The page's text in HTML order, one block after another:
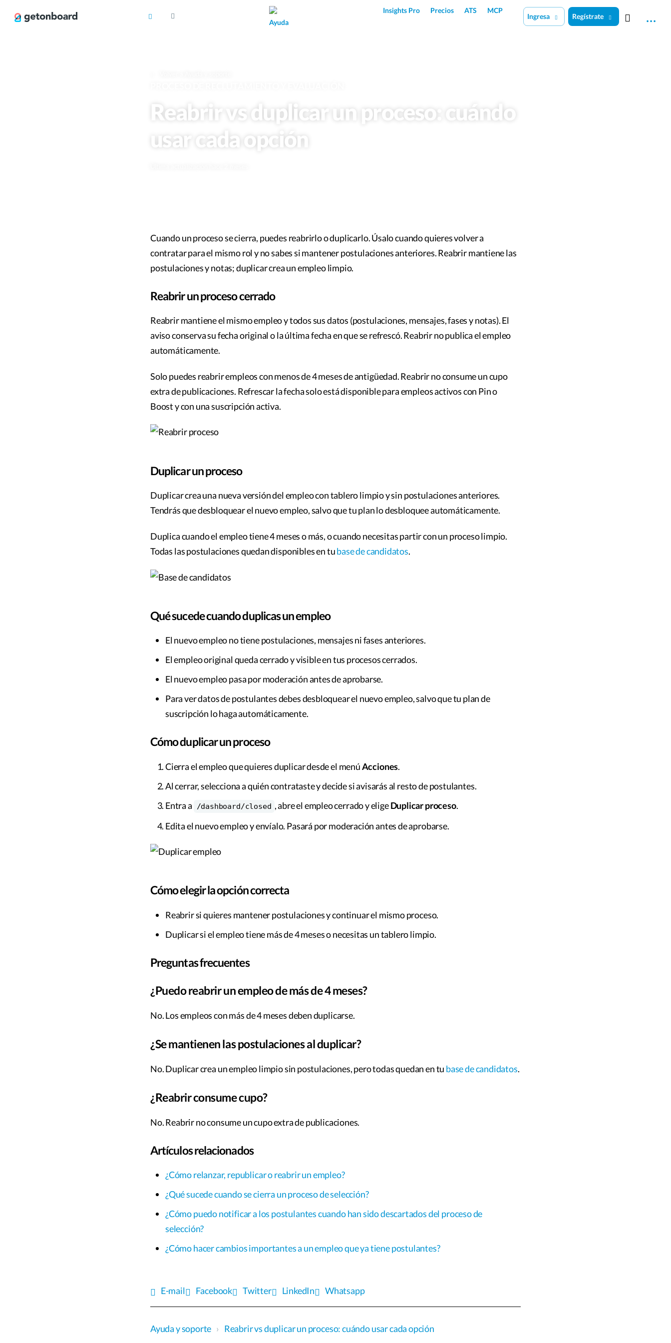
Insights Pro Precios ATS
MCP
Ayuda
Ingresa Regístrate
Reabrir vs duplicar un proceso: cuándo
usar cada opción
Cuando un proceso se cierra, puedes reabrirlo o duplicarlo. Úsalo cuando quieres volver a
contratar para el mismo rol y no sabes si mantener postulaciones anteriores. Reabrir mantiene las
postulaciones y notas; duplicar crea un empleo limpio.
Reabrir un proceso cerrado
Reabrir mantiene el mismo empleo y todos sus datos (postulaciones, mensajes, fases y notas). El
aviso conserva su fecha original o la última fecha en que se refrescó. Reabrir no publica el empleo
automáticamente.
Solo puedes reabrir empleos con menos de 4 meses de antigüedad. Reabrir no consume un cupo
extra de publicaciones. Refrescar la fecha solo está disponible para empleos activos con Pin o
Boost y con una suscripción activa.
Duplicar un proceso
Duplicar crea una nueva versión del empleo con tablero limpio y sin postulaciones anteriores.
Tendrás que desbloquear el nuevo empleo, salvo que tu plan lo desbloquee automáticamente.
Duplica cuando el empleo tiene 4 meses o más, o cuando necesitas partir con un proceso limpio.
Todas las postulaciones quedan disponibles en tubase de candidatos.
Qué sucede cuando duplicas un empleo
El nuevo empleo no tiene postulaciones, mensajes ni fases anteriores.
El empleo original queda cerrado y visible en tus procesos cerrados.
El nuevo empleo pasa por moderación antes de aprobarse.
Para ver datos de postulantes debes desbloquear el nuevo empleo, salvo que tu plan de
suscripción lo haga automáticamente.
Cómo duplicar un proceso
Cierra el empleo que quieres duplicar desde el menúAcciones.
Al cerrar, selecciona a quién contrataste y decide si avisarás al resto de postulantes.
Entra a
/dashboard/closed , abre el empleo cerrado y eligeDuplicar proceso.
Edita el nuevo empleo y envíalo. Pasará por moderación antes de aprobarse.
Cómo elegir la opción correcta
Reabrir si quieres mantener postulaciones y continuar el mismo proceso.
Duplicar si el empleo tiene más de 4 meses o necesitas un tablero limpio.
Preguntas frecuentes
¿Puedo reabrir un empleo de más de 4 meses?
No. Los empleos con más de 4 meses deben duplicarse.
¿Se mantienen las postulaciones al duplicar?
No. Duplicar crea un empleo limpio sin postulaciones, pero todas quedan en tu base de candidatos.
¿Reabrir consume cupo?
No. Reabrir no consume un cupo extra de publicaciones.
Artículos relacionados
¿Cómo relanzar, republicar o reabrir un empleo?
¿Qué sucede cuando se cierra un proceso de selección?
¿Cómo puedo notificar a los postulantes cuando han sido descartados del proceso de
selección?
¿Cómo hacer cambios importantes a un empleo que ya tiene postulantes?
E-mail Facebook Twitter LinkedIn Whatsapp
Ayuda y soporte › Reabrir vs duplicar un proceso: cuándo usar cada opción